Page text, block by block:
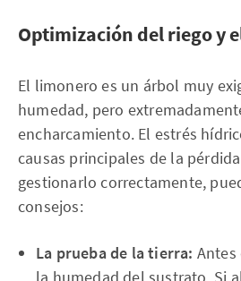
Optimización del riego y
El limonero es un árbol muy
humedad, pero
encharcamiento. El estrés
causas principales de la
gestionarlo correctamente,
consejos:
La prueba de la tierra: Antes